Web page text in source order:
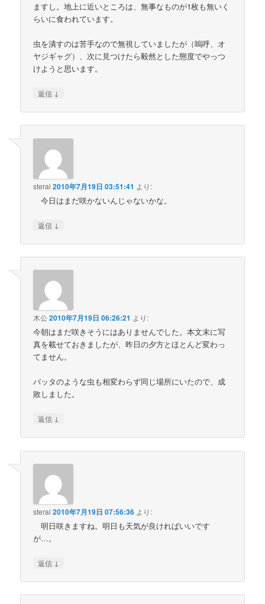
ますし。地上に近いところは、無事なものが1枚も無いく
らいに食われています。
虫を潰すのは苦手なので無視していましたが（嗚呼、オ
ヤジギャグ）、次に見つけたら毅然とした態度でやっつ
けようと思います。
返信 ↓
sterai 2010年7月19日 03:51:41 より:
今日はまだ咲かないんじゃないかな。
返信 ↓
木公2010年7月19日 06:26:21 より:
今朝はまだ咲きそうにはありませんでした。本文末に写
真を載せておきましたが、昨日の夕方とほとんど変わっ
てません。
バッタのような虫も相変わらず同じ場所にいたので、成
敗しました。
返信 ↓
sterai 2010年7月19日 07:56:36 より:
明日咲きますね。明日も天気が良ければいいです
が…。
返信 ↓